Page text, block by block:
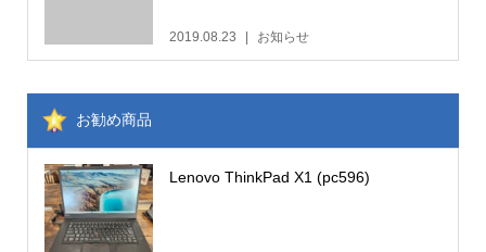
2019.08.23 お知らせ
お勧め商品
Lenovo ThinkPad X1 (pc596)